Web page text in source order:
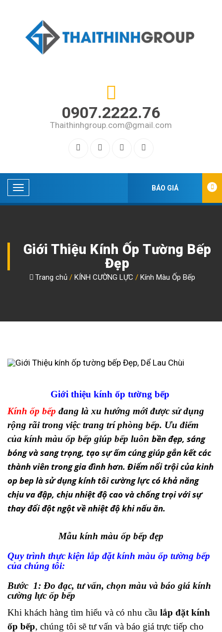
0907.2222.76
Thaithinhgroup.com@gmail.com
DANH
MỤC
BÁO GIÁ
Giới Thiệu Kính Ốp Tường Bếp
Đẹp
Trang chủ / KÍNH CƯỜNG LỰC / Kính Màu Ốp Bếp
Giới thiệu kính ốp tường bếp
Kính ốp bếp đang là xu hướng mới được sử dụng
rộng rãi trong việc trang trí phòng bếp. Ưu điểm
của kính màu ốp bếp giúp bếp luôn bền đẹp, sáng
bóng và sang trọng, tạo sự ấm cúng giúp gắn kết các
thành viên tronggia đình hơn. Điểm nổi trội của kinh
op bep là sử dụng kính tôi cường lực có khả năng
chịu va đập, chịu nhiệt độ cao và chống trọi với sự
thay đổi đột ngột về nhiệt độ khi nấu ăn.
Mẫu kính màu ốp bếp đẹp
Quy trình thực kiện lắp đặt kính màu ốp tường bếp
của chúng tôi:
Bước 1: Đo đạc, tư vấn, chọn màu và báo giá kính
cường lực ốp bếp
Khi khách hàng tìm hiểu và có nhu cầu lắp đặt kính
ốp bếp, chúng tôi sẽ tư vấn và báo giá trực tiếp cho